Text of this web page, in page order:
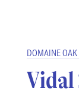
DOMAINE OAK
Vidal